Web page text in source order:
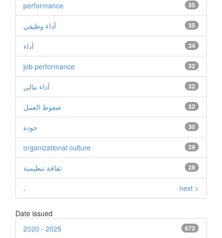
35
performance
35 أداء وظيفي
34 أداء
32
job performance
32 أداء مالي
32 ضغوط العمل
30 جودة
29
organizational culture
28 ثقافة تنظيمية
. next >
Date issued
672
2020 - 2025